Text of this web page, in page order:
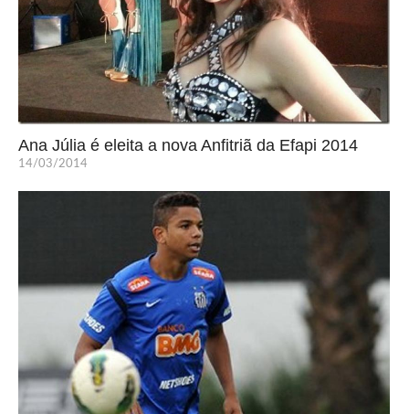
Ana Júlia é eleita a nova Anfitriã da Efapi 2014
14/03/2014